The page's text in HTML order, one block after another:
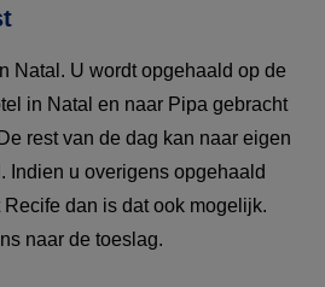
Natal. U wordt opgehaald op de
in Natal en naar Pipa gebracht
rest van de dag kan naar eigen
Indien u overigens opgehaald
dan is dat ook mogelijk.
naar de toeslag.